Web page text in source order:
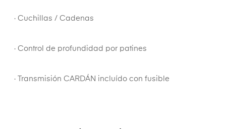
· Cuchillas / Cadenas
· Control de profundidad por patines
· Transmisión CARDÁN incluído con fusible